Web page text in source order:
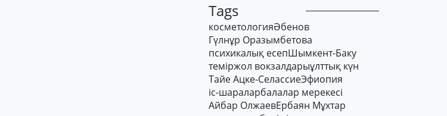
Tags
косметологияӘбенов
Гүлнұр Оразымбетова
психикалық есепШымкент-Баку
теміржол вокзалдарыұлттық күн
Тайе Ацке-СелассиеЭфиопия
іс-шараларбалалар мерекесі
Айбар ОлжаевЕрбаян Мұхтар